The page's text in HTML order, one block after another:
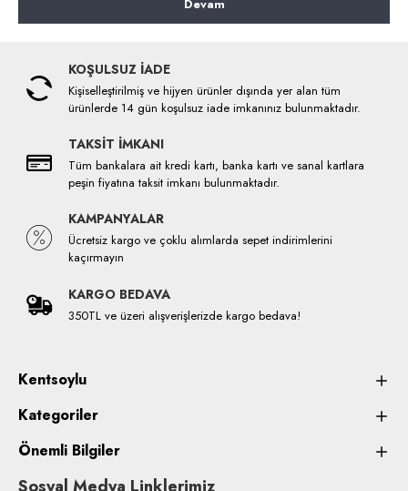
Devam
KOŞULSUZ İADE
Kişiselleştirilmiş ve hijyen ürünler dışında yer alan tüm
ürünlerde 14 gün koşulsuz iade imkanınız bulunmaktadır.
TAKSİT İMKANI
Tüm bankalara ait kredi kartı, banka kartı ve sanal kartlara
peşin fiyatına taksit imkanı bulunmaktadır.
KAMPANYALAR
Ücretsiz kargo ve çoklu alımlarda sepet indirimlerini
kaçırmayın
KARGO BEDAVA
350TL ve üzeri alışverişlerizde kargo bedava!
Kentsoylu
Kategoriler
Önemli Bilgiler